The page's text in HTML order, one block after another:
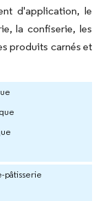
d'application, le
la confiserie, les
produits carnés et
pâtisserie